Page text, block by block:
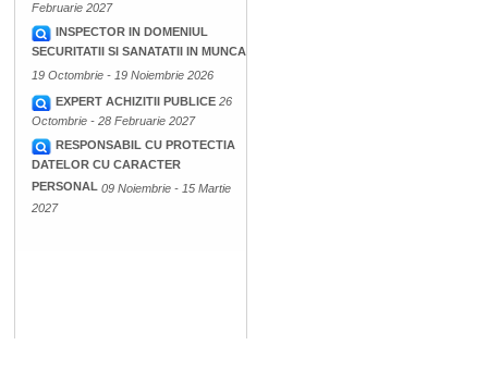
Februarie 2027
INSPECTOR IN DOMENIUL
SECURITATII SI SANATATII IN MUNCA
19 Octombrie - 19 Noiembrie 2026
EXPERT ACHIZITII PUBLICE 26
Octombrie - 28 Februarie 2027
RESPONSABIL CU PROTECTIA
DATELOR CU CARACTER
PERSONAL 09 Noiembrie - 15 Martie
2027